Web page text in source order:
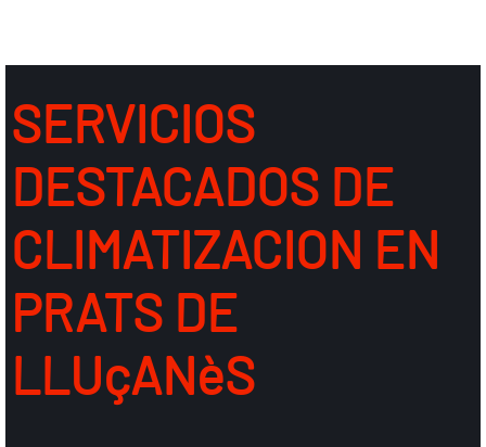
SERVICIOS
DESTACADOS DE
CLIMATIZACION EN
PRATS DE
LLUçANèS